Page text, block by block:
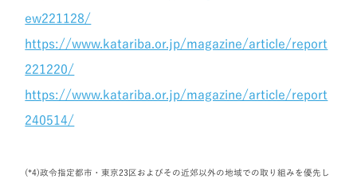
ew221128/
https://www.katariba.or.jp/magazine/article/report
221220/
https://www.katariba.or.jp/magazine/article/report
240514/
(*4)政令指定都市・東京23区およびその近郊以外の地域での取り組みを優先し